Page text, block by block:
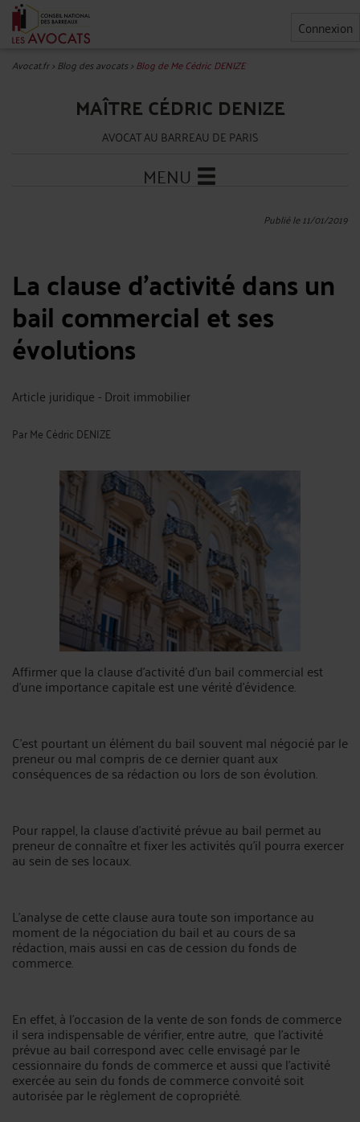
Connexion
Avocat.fr>Blog des avocats>Blog de Me Cédric DENIZE
MAÎTRE CÉDRIC DENIZE
AVOCAT AU BARREAU DE PARIS
MENU
Publié le 11/01/2019
La clause d'activité dans un
bail commercial et ses
évolutions
Article juridique - Droit immobilier
ParMe Cédric DENIZE
Affirmer que la clause d'activité d'un bail commercial est
d'une importance capitale est une vérité d'évidence.
C'est pourtant un élément du bail souvent mal négocié par le
preneur ou mal compris de ce dernier quant aux
conséquences de sa rédaction ou lors de son évolution.
Pour rappel, la clause d'activité prévue au bail permet au
preneur de connaître et fixer les activités qu'il pourra exercer
au sein de ses locaux.
L'analyse de cette clause aura toute son importance au
moment de la négociation du bail et au cours de sa
rédaction, mais aussi en cas de cession du fonds de
commerce.
En effet, à l'occasion de la vente de son fonds de commerce
il sera indispensable de vérifier, entre autre, que l'activité
prévue au bail correspond avec celle envisagé par le
cessionnaire du fonds de commerce et aussi que l'activité
exercée au sein du fonds de commerce convoité soit
autorisée par le règlement de copropriété.